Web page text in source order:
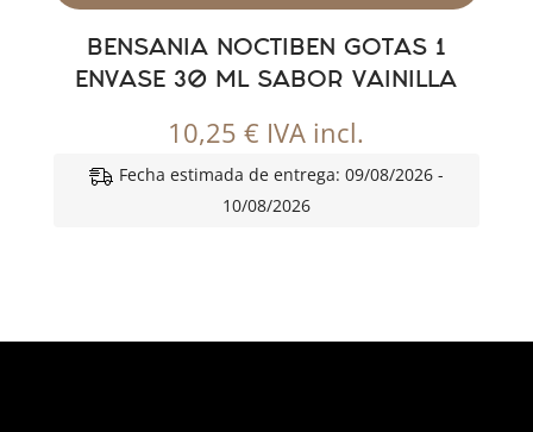
BENSANIA NOCTIBEN GOTAS 1
ENVASE 30 ML SABOR VAINILLA
10,25€ IVA incl.
Fecha estimada de entrega: 09/08/2026 -
10/08/2026